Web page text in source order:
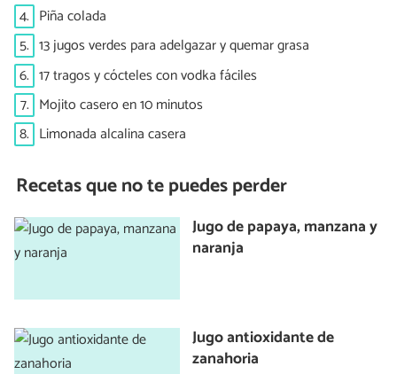
4. Piña colada
5. 13 jugos verdes para adelgazar y quemar grasa
6. 17 tragos y cócteles con vodka fáciles
7. Mojito casero en 10 minutos
8. Limonada alcalina casera
Recetas que no te puedes perder
Jugo de papaya, manzana y
naranja
Jugo antioxidante de
zanahoria